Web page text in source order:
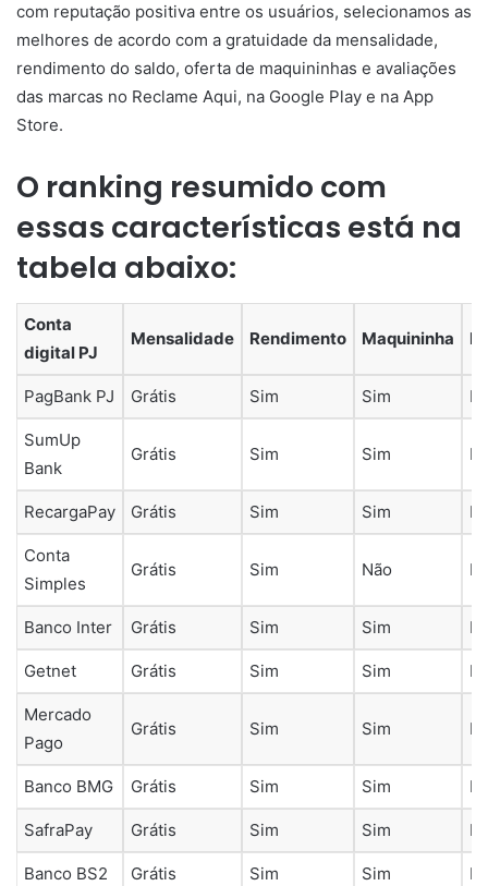
com reputação positiva entre os usuários, selecionamos as
melhores de acordo com a gratuidade da mensalidade,
rendimento do saldo, oferta de maquininhas e avaliações
das marcas no Reclame Aqui, na Google Play e na App
Store.
O ranking resumido com
essas características está na
tabela abaixo:
Conta
digital PJ
Mensalidade Rendimento Maquininha
PagBank PJ Grátis Sim Sim
SumUp
Bank
Grátis Sim Sim
RecargaPay Grátis Sim Sim
Conta
Simples
Grátis Sim Não
Banco Inter Grátis Sim Sim
Getnet Grátis Sim Sim
Mercado
Pago
Grátis Sim Sim
Banco BMG Grátis Sim Sim
SafraPay Grátis Sim Sim
Banco BS2 Grátis Sim Sim